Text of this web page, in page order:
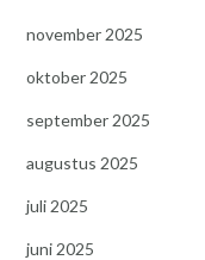
november 2025
oktober 2025
september 2025
augustus 2025
juli 2025
juni 2025